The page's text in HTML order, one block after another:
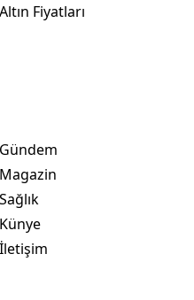
Altın Fiyatları
Gündem
Magazin
Sağlık
Künye
İletişim